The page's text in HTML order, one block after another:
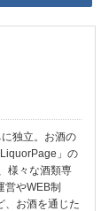
独立。お酒の
」の
様々な酒類専
営やWEB制
、お酒を通じた